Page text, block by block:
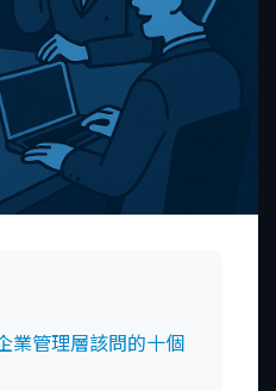
業管理層該問的十個